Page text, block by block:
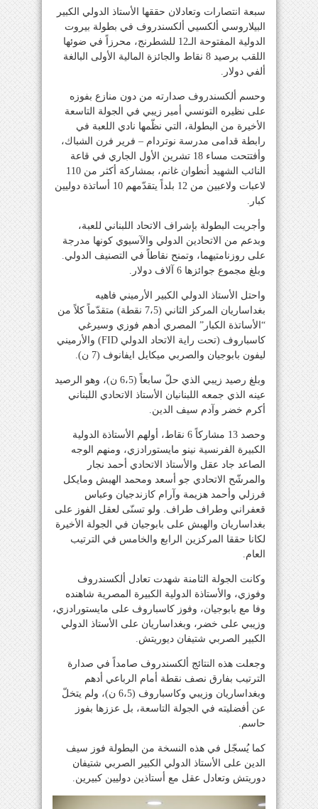
سبعة انتصارات وتعادلان حققها الأستاذ الدولي الكبير
البيلاروسي ألكسيي ألكسندروف في بطولة بيروت
الدولية المفتوحة الـ12 للشطرنج، محرزاً في ضوئها
اللقب برصيد 8 نقاط والجائزة المالية الأولى البالغة
ألفي دولار.
وحسم ألكسندروف صدارته من دون منازع بفوزه
على نظيره التونسي أمير زيبي في الجولة التاسعة
الأخيرة من البطولة، التي نظّمها نادي اللعبة في
رابطة قدامى مدرسة نوتردام – فرير فرن الشباك،
وأفتتحت مساء 18 تشرين الأول الجاري في قاعة
النائب الشهيد أنطوان غانم، بمشاركة أكثر من 110
لاعبات ولاعبين من 12 بلداً يتقدّمهم 10 أساتذة دوليين
كبار.
وأجريت البطولة بإشراف الاتحاد اللبناني للعبة،
وبدعم من الاتحادين الدولي والآسيوي كونها مدرجة
على روزنامتيهما، وتمنح نقاطاً في التصنيف الدولي.
وبلغ مجموع جوائزها 6 آلاف دولار.
واحتل الأستاذ الدولي الكبير الأرميني فاهيه
بغداساريان المركز الثاني (7،5 نقطة) متقدّماً كلاً من
“الأساتذة الكبار” المصري أدهم فوزي وسيرغي
كاسباروف (تحت راية الاتحاد الدولي FID) والأرميني
ليفون بابوجيان والصربي ميكايل ايفانوف (7 ن).
وبلغ رصيد زيبي الذي حلّ سابعاً (6،5 ن)، وهو الرصيد
عينه الذي جمعه اللبنانيان الأستاذ الاتحادي اللبناني
أكرم خضر وآدم سيف الدين.
وحصد 13 مشاركاً 6 نقاط، أولهم الأستاذة الدولية
الكبيرة الفرنسية نينو مايستورادزي، ومنهم الوجه
الصاعد جاد عقل والأستاذ الاتحادي أحمد نجار
والمرشّح الاتحادي جو أسعد ومحمد الهبش ومايكل
فرزلي وأحمد هزيمة وآرام كازندجيان وعباس
قعفراني وطراف طراف. ولو تسنّى لعقل الفوز على
بغداساريان والهبش على بابوجيان في الجولة الأخيرة
لكانا حققا المركزين الرابع والخامس في الترتيب
العام.
وكانت الجولة الثامنة شهدت تعادل ألكسندروف
وفوزي، والأستاذة الدولية الكبيرة المصرية شاهنده
وفا مع بابوجيان، وفوز كاسباروف على مايستورادزي،
وزيبي على خضر، وبغداساريان على الأستاذ الدولي
الكبير الصربي شتيفان ديوريتش.
وجعلت هذه النتائج ألكسندروف صامداً في صدارة
الترتيب بفارق نصف نقطة أمام الرباعي أدهم
وبغداساريان وزيبي وكاسباروف (6،5 ن)، ولم يتخلّ
عن أفضليته في الجولة التاسعة، بل عززها بفوز
حاسم.
كما يُسجّل في هذه النسخة من البطولة فوز سيف
الدين على الأستاذ الدولي الكبير الصربي شتيفان
دوريتش وتعادل عقل مع أستاذين دوليين كبيرين.